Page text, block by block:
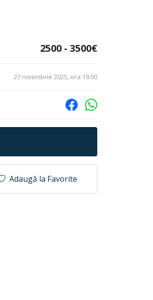
2500 - 3500€
27 noiembrie 2025, ora 19:00
Adaugă la Favorite